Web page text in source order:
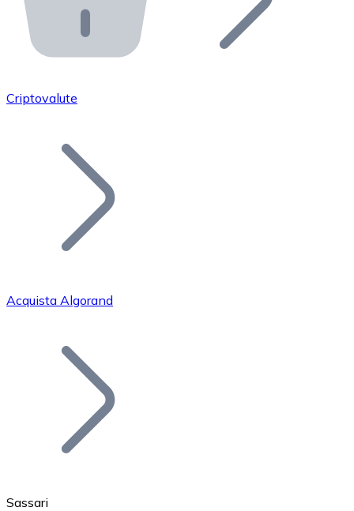
API Bitnovo
Integra la nostra API nel tuo ecosistema.
Unisciti alla nostra rete di rivenditori e
Aggiungi il token del tuo progetto al nostro servizio di
Bitcoin
Criptovalute
Acquista Algorand
Sassari